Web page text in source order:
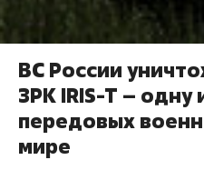
ВС России
ЗРК IRIS-T – одну
передовых
мире